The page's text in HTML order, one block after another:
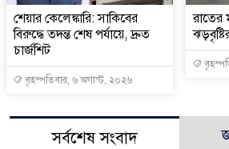
শেয়ার কেলেঙ্কারি: সাকিবের
বিরুদ্ধে তদন্ত শেষ পর্যায়ে, দ্রুত
চার্জশিট
বৃহস্পতিবার, ৬ অগাস্ট, ২০২৬
রাতের
সর্বশেষ সংবাদ